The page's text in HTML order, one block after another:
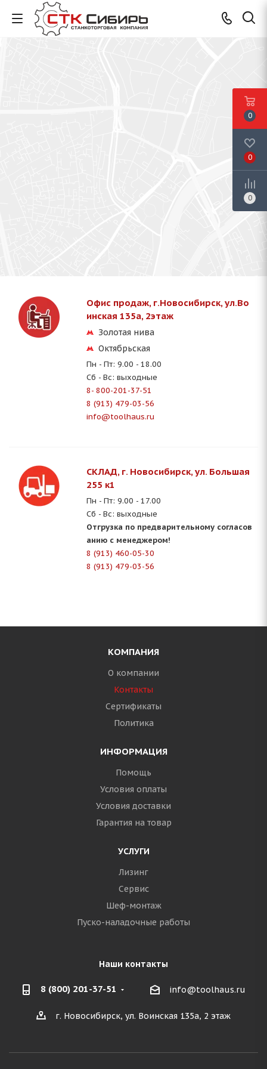
Офис продаж, г.Новосибирск, ул.Во
инская 135a, 2этаж
Золотая нива
Октябрьская
Пн - Пт: 9.00 - 18.00
Сб - Вс: выходные
8- 800-201-37-51
8 (913) 479-03-56
info@toolhaus.ru
СКЛАД, г. Новосибирск, ул. Большая
255 к1
Пн - Пт: 9.00 - 17.00
Сб - Вс: выходные
Отгрузка по предварительному согласов
анию с менеджером!
8 (913) 460-05-30
8 (913) 479-03-56
КОМПАНИЯ
О компании
Контакты
Сертификаты
Политика
ИНФОРМАЦИЯ
Помощь
Условия оплаты
Условия доставки
Гарантия на товар
УСЛУГИ
Лизинг
Сервис
Шеф-монтаж
Пуско-наладочные работы
Наши контакты
8 (800) 201-37-51 info@toolhaus.ru
г. Новосибирск, ул. Воинская 135а, 2 этаж
0
0
0